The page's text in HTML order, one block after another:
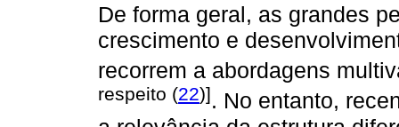
De forma geral, as grandes
crescimento e
recorrem a abordagens
respeito (22)]. No entanto,